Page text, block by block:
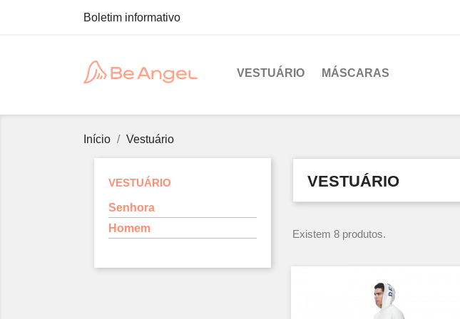
Boletim informativo
VESTUÁRIO MÁSCARAS
Início Vestuário
VESTUÁRIO
Senhora
Homem
VESTUÁRIO
Existem 8 produtos.